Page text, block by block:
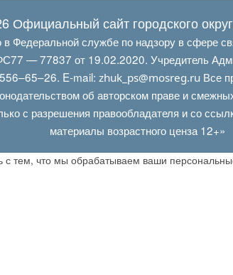
Официальный сайт городского
в Федеральной службе по надзору в сфере
— 77837 от 19.02.2020. Учредитель
E‑mail: zhuk_ps@mosreg.ruВсе
об авторском праве и
с разрешения правообладателя и со
материалы возрастного ценза 12+»
тем, что мы обрабатываем ваши